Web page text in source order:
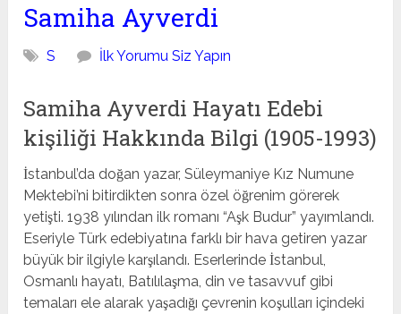
Samiha Ayverdi
S İlk Yorumu Siz Yapın
Samiha Ayverdi Hayatı Edebi
kişiliği Hakkında Bilgi (1905-1993)
İstanbul’da doğan yazar, Süleymaniye Kız Numune
Mektebi’ni bitirdikten sonra özel öğrenim görerek
yetişti. 1938 yılından ilk romanı “Aşk Budur” yayımlandı.
Eseriyle Türk edebiyatına farklı bir hava getiren yazar
büyük bir ilgiyle karşılandı. Eserlerinde İstanbul,
Osmanlı hayatı, Batılılaşma, din ve tasavvuf gibi
temaları ele alarak yaşadığı çevrenin koşulları içindeki